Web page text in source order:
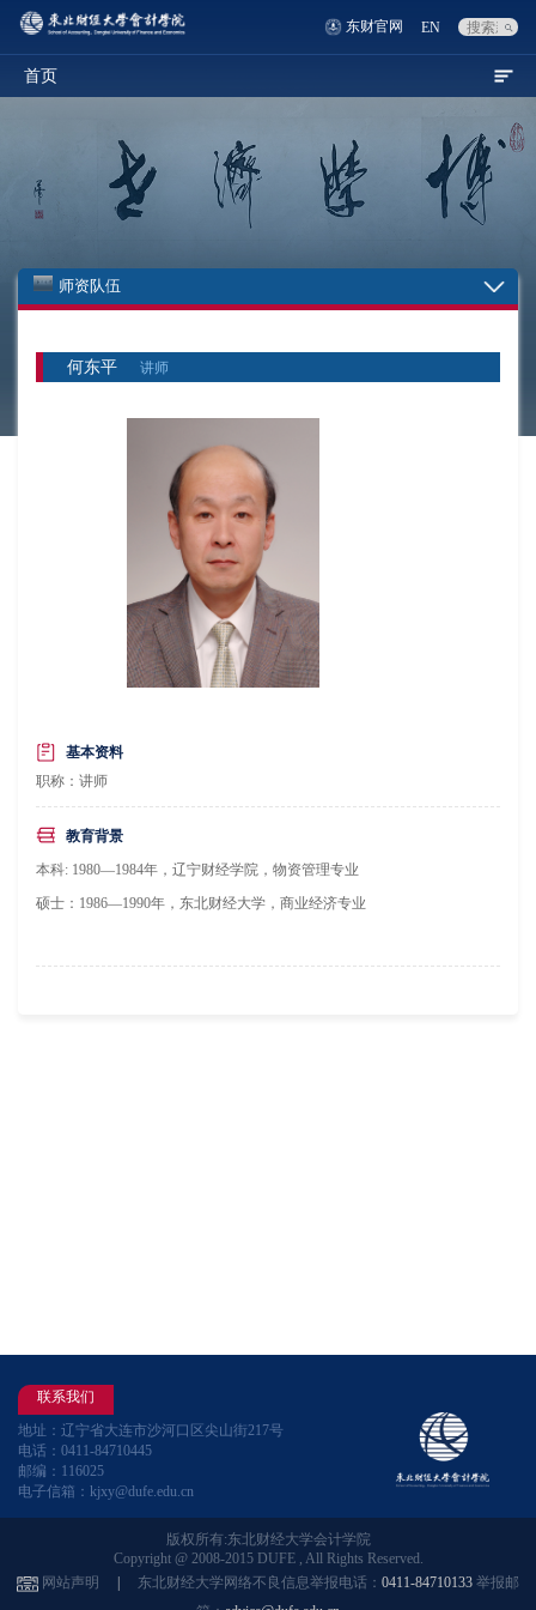
东财官网 EN
首页
师资队伍
何东平 讲师
基本资料
职称：讲师
教育背景
本科: 1980—1984年，辽宁财经学院，物资管理专业
硕士：1986—1990年，东北财经大学，商业经济专业
联系我们
地址：辽宁省大连市沙河口区尖山街217号
电话：0411-84710445
邮编：116025
电子信箱：kjxy@dufe.edu.cn
版权所有:东北财经大学会计学院
Copyright @ 2008-2015 DUFE , All Rights Reserved.
网站声明
东北财经大学网络不良信息举报电话： 0411-84710133 举报邮